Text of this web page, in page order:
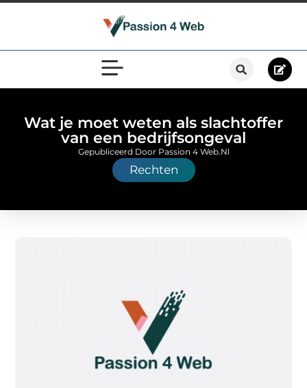
Wat je moet weten als slachtoffer
van een bedrijfsongeval
Rechten
Gepubliceerd Door Passion 4 Web.nl